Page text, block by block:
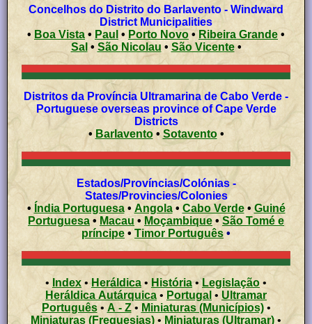
Concelhos do Distrito do Barlavento - Windward
District Municipalities
•
Boa Vista • Paul • Porto Novo • Ribeira Grande •
Sal • São Nicolau • São Vicente•
Distritos da Província Ultramarina de Cabo Verde -
Portuguese overseas province of Cape Verde
Districts
• Barlavento• Sotavento•
Estados/Províncias/Colónias -
States/Provincies/Colonies
• Índia Portuguesa • Angola • Cabo Verde • Guiné
Portuguesa • Macau • Moçambique • São Tomé e
príncipe • Timor Português •
• Index •Heráldica • História •Legislação •
Heráldica Autárquica • Portugal • Ultramar
Português• A - Z• Miniaturas (Municípios)•
Miniaturas (Freguesias) • Miniaturas (Ultramar) •